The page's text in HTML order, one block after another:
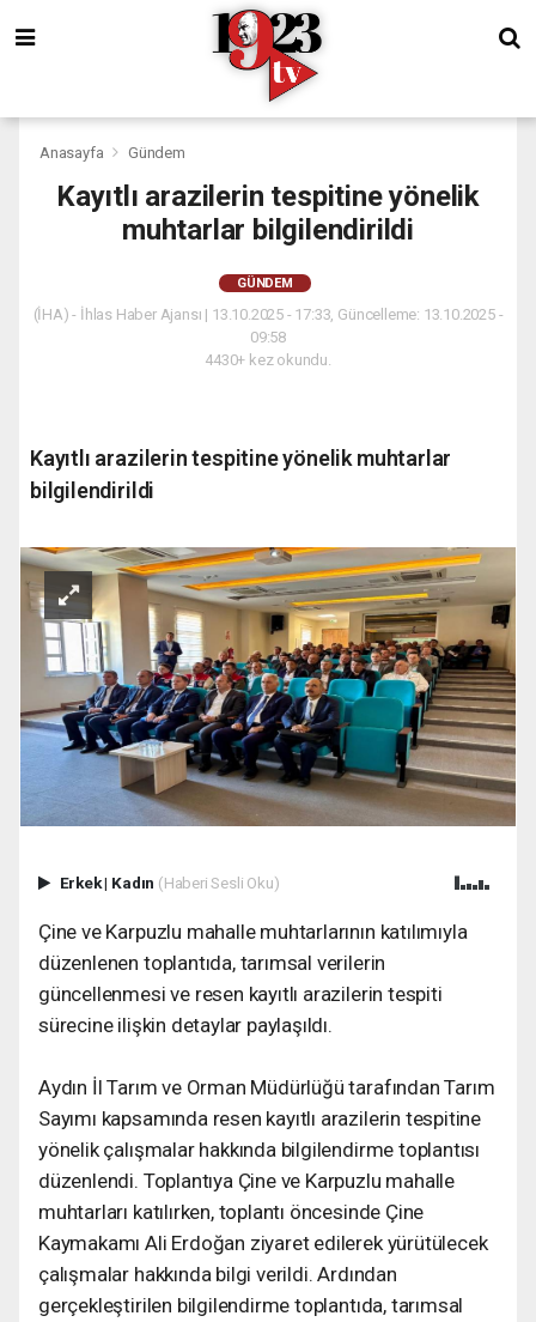
Anasayfa Gündem
Kayıtlı arazilerin tespitine yönelik
muhtarlar bilgilendirildi
GÜNDEM
(İHA) - İhlas Haber Ajansı | 13.10.2025 - 17:33, Güncelleme: 13.10.2025 -
09:58
4430+ kez okundu.
Kayıtlı arazilerin tespitine yönelik muhtarlar
bilgilendirildi
Erkek| Kadın (Haberi Sesli Oku)
Çine ve Karpuzlu mahalle muhtarlarının katılımıyla
düzenlenen toplantıda, tarımsal verilerin
güncellenmesi ve resen kayıtlı arazilerin tespiti
sürecine ilişkin detaylar paylaşıldı.
Aydın İl Tarım ve Orman Müdürlüğü tarafından Tarım
Sayımı kapsamında resen kayıtlı arazilerin tespitine
yönelik çalışmalar hakkında bilgilendirme toplantısı
düzenlendi. Toplantıya Çine ve Karpuzlu mahalle
muhtarları katılırken, toplantı öncesinde Çine
Kaymakamı Ali Erdoğan ziyaret edilerek yürütülecek
çalışmalar hakkında bilgi verildi. Ardından
gerçekleştirilen bilgilendirme toplantıda, tarımsal